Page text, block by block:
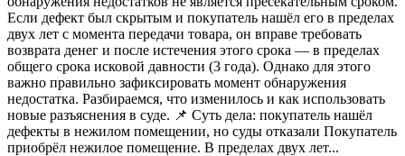
Если дефект был скрытым и покупатель нашёл его в пределах
двух лет с момента передачи товара, он вправе требовать
возврата денег и после истечения этого срока — в пределах
общего срока исковой давности (3 года). Однако для этого
важно правильно зафиксировать момент обнаружения
недостатка. Разбираемся, что изменилось и как использовать
новые разъяснения в суде. 📌 Суть дела: покупатель нашёл
дефекты в нежилом помещении, но суды отказали Покупатель
приобрёл нежилое помещение. В пределах двух лет...